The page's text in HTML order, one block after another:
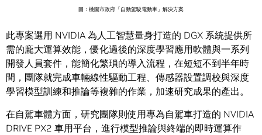
圖：桃園市政府「自動駕駛電動車」解決方案
此專案選用 NVIDIA 為人工智慧量身打造的 DGX 系統提供所
需的龐大運算效能，優化過後的深度學習應用軟體與一系列
開發人員套件，能簡化繁瑣的導入流程，在短短不到半年時
間，團隊就完成車輛線性驅動工程、傳感器設置調校與深度
學習模型訓練和推論等複雜的作業，加速研究成果的產出。
在自駕車體方面，研究團隊則使用專為自駕車打造的 NVIDIA
DRIVE PX2 車用平台，進行模型推論與終端的即時運算作